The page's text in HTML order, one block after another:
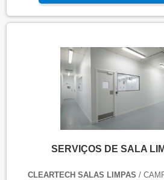
INTERESSANTES SOBRE
MONTAGEM DE ISOPAINELSe
qualificada consegue encontrar o site
Salas Limpas. É possível en...
SERVIÇOS DE SALA
CLEARTECH SALAS LIMPAS /